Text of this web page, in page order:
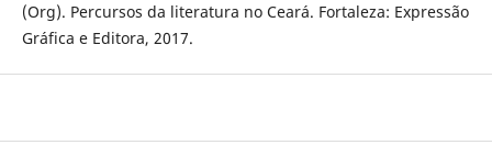
(Org). Percursos da literatura no Ceará. Fortaleza: Expressão
Gráfica e Editora, 2017.